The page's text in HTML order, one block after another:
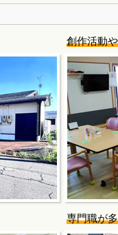
創作活動
専門職が